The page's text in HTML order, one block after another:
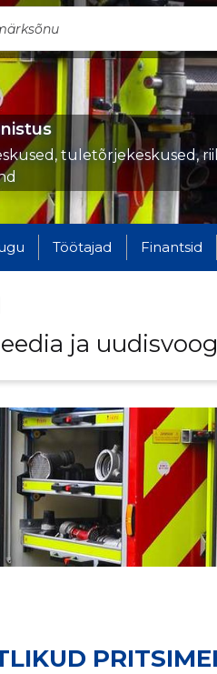
tuletõrjekeskused,
Töötajad Finantsid
ja uudisvoog